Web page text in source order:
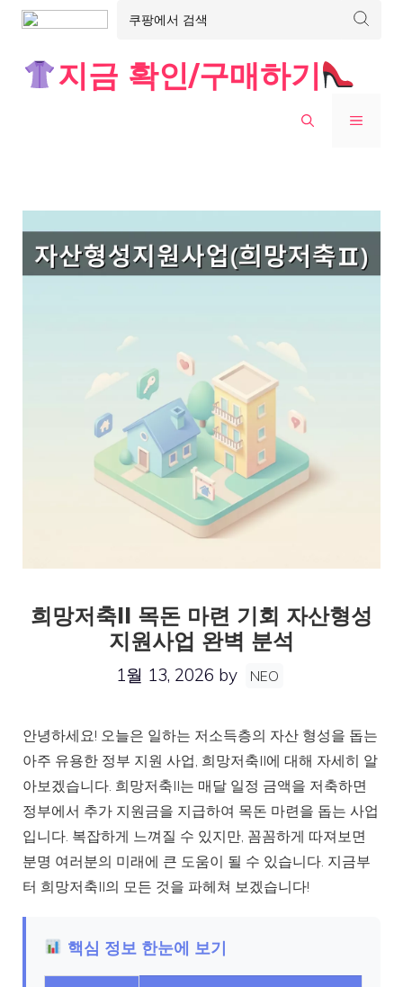
지금 확인/구매하기
MENU
희망저축II 목돈 마련 기회 자산형성
지원사업 완벽 분석
1월 13, 2026 by NEO
안녕하세요! 오늘은 일하는 저소득층의 자산 형성을 돕는
아주 유용한 정부 지원 사업, 희망저축II에 대해 자세히 알
아보겠습니다. 희망저축II는 매달 일정 금액을 저축하면
정부에서 추가 지원금을 지급하여 목돈 마련을 돕는 사업
입니다. 복잡하게 느껴질 수 있지만, 꼼꼼하게 따져보면
분명 여러분의 미래에 큰 도움이 될 수 있습니다. 지금부
터 희망저축II의 모든 것을 파헤쳐 보겠습니다!
핵심 정보 한눈에 보기